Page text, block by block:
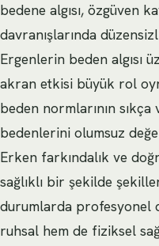
bedene algısı, özgüven
davranışlarında
Ergenlerin beden algısı
akran etkisi büyük rol
beden normlarının
bedenlerini olumsuz
Erken farkındalık ve
sağlıklı bir şekilde
durumlarda profesyonel
ruhsal hem de fiziksel